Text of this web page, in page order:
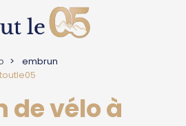
embrun
de vélo à